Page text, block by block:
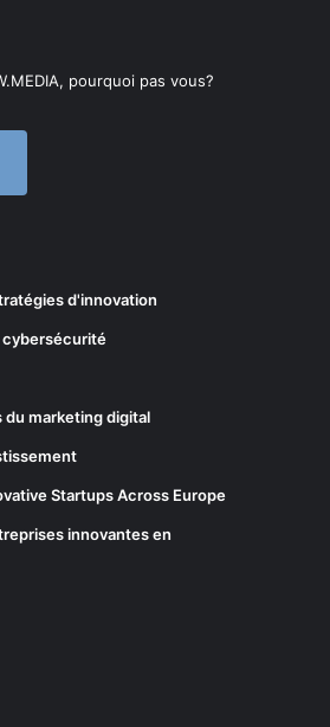
pourquoi pas vous?
d'innovation
cybersécurité
du marketing digital
Startups Across Europe
innovantes en